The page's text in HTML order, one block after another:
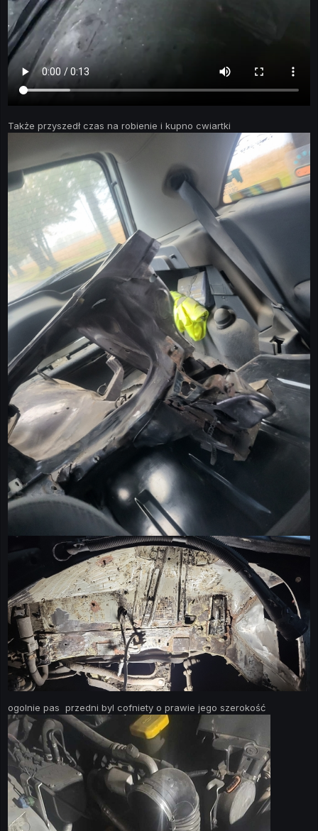
Także przyszedł czas na robienie i kupno cwiartki
ogolnie pas przedni byl cofniety o prawie jego szerokość